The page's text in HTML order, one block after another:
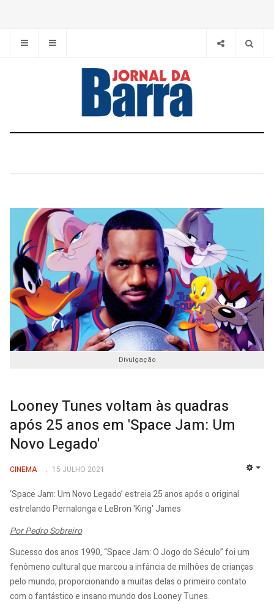
Divulgação
Looney Tunes voltam às quadras
após 25 anos em 'Space Jam: Um
Novo Legado'
CINEMA 15 JULHO 2021
‘Space Jam: Um Novo Legado’ estreia 25 anos após o original
estrelando Pernalonga e LeBron 'King' James
Por Pedro Sobreiro
Sucesso dos anos 1990, “Space Jam: O Jogo do Século” foi um
fenômeno cultural que marcou a infância de milhões de crianças
pelo mundo, proporcionando a muitas delas o primeiro contato
com o fantástico e insano mundo dos Looney Tunes.